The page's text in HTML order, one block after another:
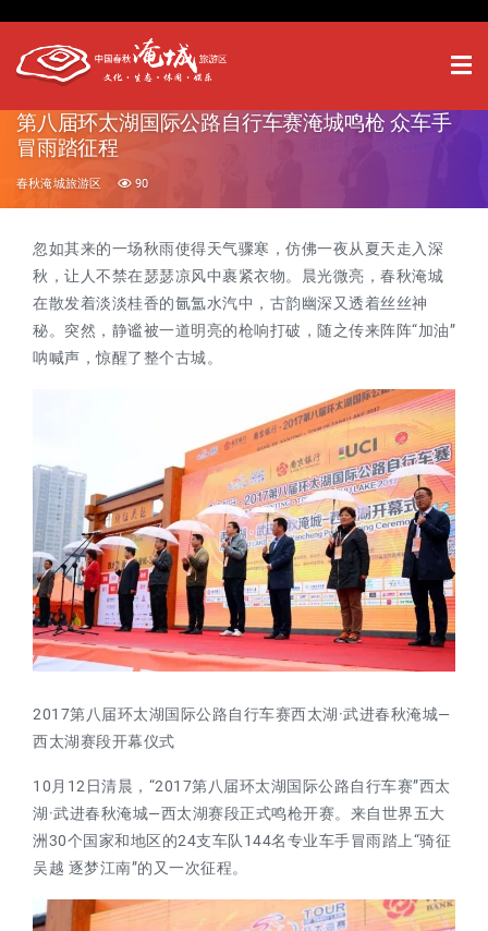
第八届环太湖国际公路自行车赛淹城鸣枪 众车手
冒雨踏征程
春秋淹城旅游区 90
忽如其来的一场秋雨使得天气骤寒，仿佛一夜从夏天走入深
秋，让人不禁在瑟瑟凉风中裹紧衣物。晨光微亮，春秋淹城
在散发着淡淡桂香的氤氲水汽中，古韵幽深又透着丝丝神
秘。突然，静谧被一道明亮的枪响打破，随之传来阵阵“加油”
呐喊声，惊醒了整个古城。
2017第八届环太湖国际公路自行车赛西太湖·武进春秋淹城—
西太湖赛段开幕仪式
10月12日清晨，“2017第八届环太湖国际公路自行车赛”西太
湖·武进春秋淹城—西太湖赛段正式鸣枪开赛。来自世界五大
洲30个国家和地区的24支车队144名专业车手冒雨踏上“骑征
吴越 逐梦江南”的又一次征程。